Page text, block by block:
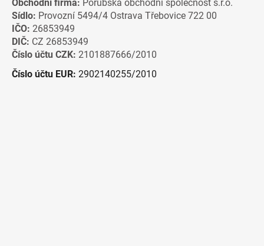
Obchodní firma: Porubská obchodní společnost s.r.o.
Sídlo: Provozní 5494/4 Ostrava Třebovice 722 00
IČO: 26853949
DIČ: CZ 26853949
Číslo účtu CZK: 2101887666/2010
Číslo účtu EUR: 2902140255/2010